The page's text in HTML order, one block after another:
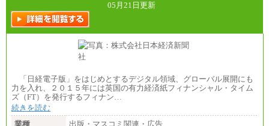
（３）
月給：190,000円～
想定年収：340万円～610万円
年収例：
・460万円/28歳・月給26万円
・520万円/32歳・月給29万円
（４）
月給：201,000円～
想定年収：360万円～680万円
年収例：
05月21日更新
「日経電子版」をはじめとするデジタル領域、グローバル展開にも
力を入れ、２０１５年には英国の有力経済紙フィナンシャル・タイム
ズ（FT）を発行するフィナン…
続きを読む
業種
出版・マスコミ関連・広告